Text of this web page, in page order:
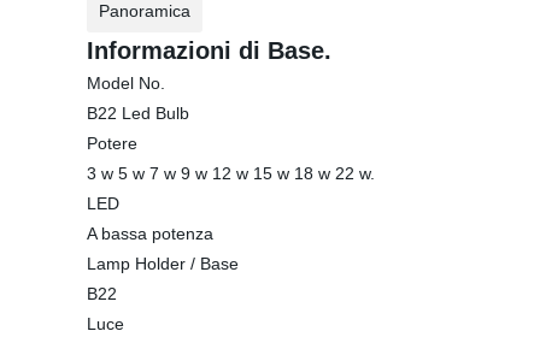
Panoramica
Informazioni di Base.
Model No.
B22 Led Bulb
Potere
3 w 5 w 7 w 9 w 12 w 15 w 18 w 22 w.
LED
A bassa potenza
Lamp Holder / Base
B22
Luce